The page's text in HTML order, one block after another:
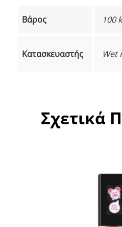
Βάρος 100
Κατασκευαστής Wet
Σχετικά